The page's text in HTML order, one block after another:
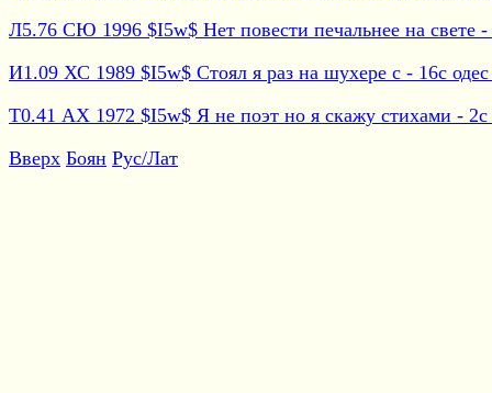
Л5.76 СЮ 1996 $I5w$ Нет повести печальнее на свете
И1.09 ХС 1989 $I5w$ Стоял я раз на шухере с - 16с
Т0.41 АХ 1972 $I5w$ Я не поэт но я скажу стихами - 2с
Вверх Боян Рус/Лат